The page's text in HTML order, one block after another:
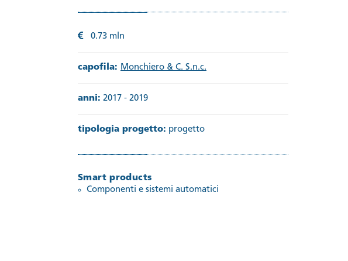
0.73 mln
capofila: Monchiero & C. S.n.c.
anni: 2017 - 2019
tipologia progetto: progetto
Smart products
Componenti e sistemi automatici